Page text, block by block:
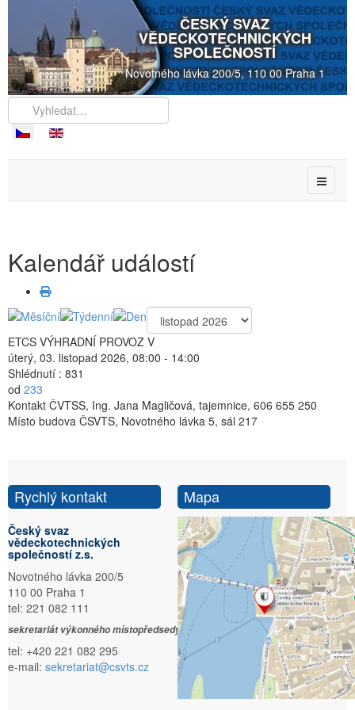
ČESKÝ SVAZ
VĚDECKOTECHNICKÝCH
SPOLEČNOSTÍ
Novotného lávka 200/5, 110 00 Praha 1
Kalendář událostí
ETCS VÝHRADNÍ PROVOZ V
úterý, 03. listopad 2026, 08:00 - 14:00
Shlédnutí : 831
od 233
Kontakt ČVTSS, Ing. Jana Magličová, tajemnice, 606 655 250
Místo budova ČSVTS, Novotného lávka 5, sál 217
Rychlý kontakt
Český svaz
vědeckotechnických
společností z.s.
Novotného lávka 200/5
110 00 Praha 1
tel: 221 082 111
sekretariát výkonného místopředsedy:
tel: +420 221 082 295
e-mail: sekretariat@csvts.cz
Mapa